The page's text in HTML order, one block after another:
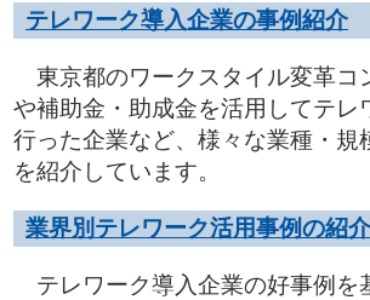
テレワーク導入企業の事例紹介
東京都のワークスタイル変革コ
や補助金・助成金を活用してテレ
行った企業など、様々な業種・規
を紹介しています。
業界別テレワーク活用事例の紹介
テレワーク導入企業の好事例を